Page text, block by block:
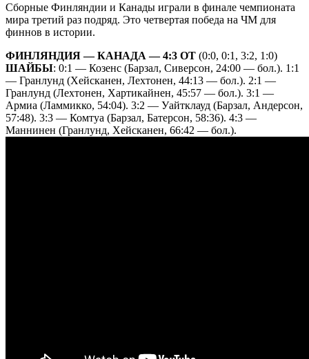
Сборные Финляндии и Канады играли в финале чемпионата
мира третий раз подряд. Это четвертая победа на ЧМ для
финнов в истории.
ФИНЛЯНДИЯ — КАНАДА — 4:3 ОТ (0:0, 0:1, 3:2, 1:0)
ШАЙБЫ: 0:1 — Козенс (Барзал, Сиверсон, 24:00 — бол.). 1:1
— Гранлунд (Хейсканен, Лехтонен, 44:13 — бол.). 2:1 —
Гранлунд (Лехтонен, Хартикайнен, 45:57 — бол.). 3:1 —
Армиа (Ламмикко, 54:04). 3:2 — Уайтклауд (Барзал, Андерсон,
57:48). 3:3 — Комтуа (Барзал, Батерсон, 58:36). 4:3 —
Маннинен (Гранлунд, Хейсканен, 66:42 — бол.).